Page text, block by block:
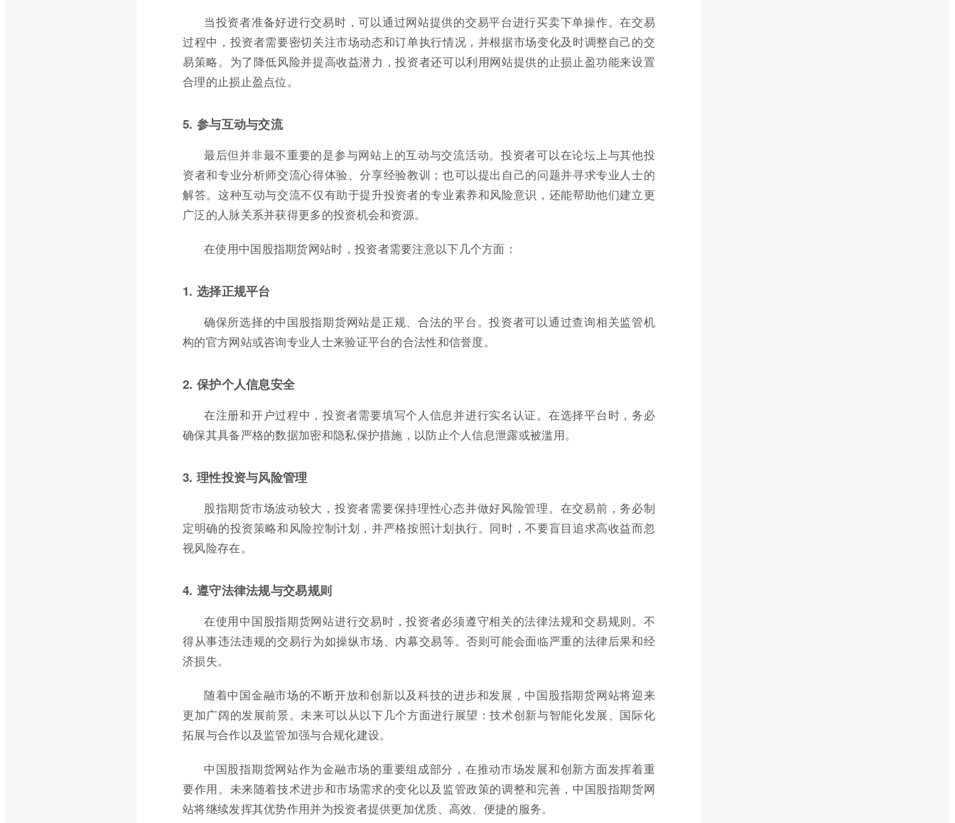
当投资者准备好进行交易时，可以通过网站提供的交易平台进行买卖下单操作。在交易
过程中，投资者需要密切关注市场动态和订单执行情况，并根据市场变化及时调整自己的交
易策略。为了降低风险并提高收益潜力，投资者还可以利用网站提供的止损止盈功能来设置
合理的止损止盈点位。
5. 参与互动与交流
最后但并非最不重要的是参与网站上的互动与交流活动。投资者可以在论坛上与其他投
资者和专业分析师交流心得体验、分享经验教训；也可以提出自己的问题并寻求专业人士的
解答。这种互动与交流不仅有助于提升投资者的专业素养和风险意识，还能帮助他们建立更
广泛的人脉关系并获得更多的投资机会和资源。
在使用中国股指期货网站时，投资者需要注意以下几个方面：
1. 选择正规平台
确保所选择的中国股指期货网站是正规、合法的平台。投资者可以通过查询相关监管机
构的官方网站或咨询专业人士来验证平台的合法性和信誉度。
2. 保护个人信息安全
在注册和开户过程中，投资者需要填写个人信息并进行实名认证。在选择平台时，务必
确保其具备严格的数据加密和隐私保护措施，以防止个人信息泄露或被滥用。
3. 理性投资与风险管理
股指期货市场波动较大，投资者需要保持理性心态并做好风险管理。在交易前，务必制
定明确的投资策略和风险控制计划，并严格按照计划执行。同时，不要盲目追求高收益而忽
视风险存在。
4. 遵守法律法规与交易规则
在使用中国股指期货网站进行交易时，投资者必须遵守相关的法律法规和交易规则。不
得从事违法违规的交易行为如操纵市场、内幕交易等。否则可能会面临严重的法律后果和经
济损失。
随着中国金融市场的不断开放和创新以及科技的进步和发展，中国股指期货网站将迎来
更加广阔的发展前景。未来可以从以下几个方面进行展望：技术创新与智能化发展、国际化
拓展与合作以及监管加强与合规化建设。
中国股指期货网站作为金融市场的重要组成部分，在推动市场发展和创新方面发挥着重
要作用。未来随着技术进步和市场需求的变化以及监管政策的调整和完善，中国股指期货网
站将继续发挥其优势作用并为投资者提供更加优质、高效、便捷的服务。